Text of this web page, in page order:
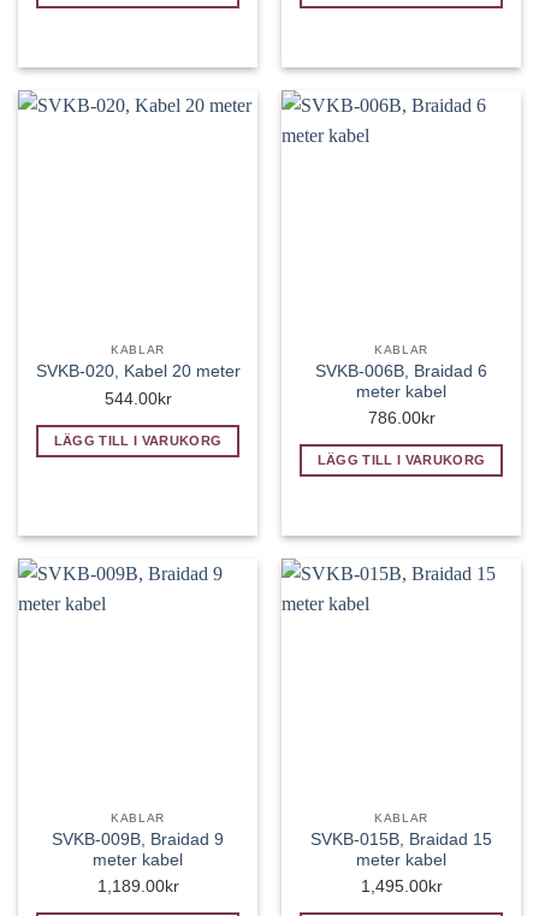
KABLAR
SVKB-020, Kabel 20 meter
544.00kr
LÄGG TILL I VARUKORG
KABLAR
SVKB-006B, Braidad 6
meter kabel
786.00kr
LÄGG TILL I VARUKORG
KABLAR
SVKB-009B, Braidad 9
meter kabel
1,189.00kr
KABLAR
SVKB-015B, Braidad 15
meter kabel
1,495.00kr